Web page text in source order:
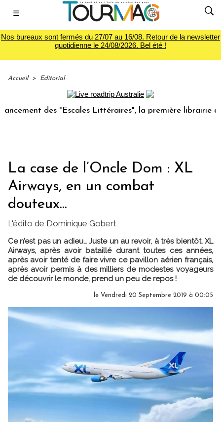
☰
Nos bureaux sont fermés du 27/07 au 16/08. Retour de la newsletter
quotidienne le 24/08/2026. Bel été !
Accueil > Editorial
des "Escales Littéraires", la première librairie du voyage
La case de l’Oncle Dom : XL
Airways, en un combat
douteux...
L'édito de Dominique Gobert
Ce n’est pas un adieu… Juste un au revoir, à très bientôt. XL
Airways, après avoir bataillé durant toutes ces années,
après avoir tenté de faire vivre ce pavillon aérien français,
après avoir permis à des milliers de modestes voyageurs
de découvrir le monde, prend un peu de repos !
le Vendredi 20 Septembre 2019 à 00:05